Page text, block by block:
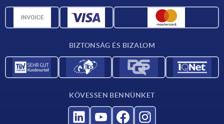
CAD-adatok
Szállítók számára
BIZTONSÁG ÉS BIZALOM
KÖVESSEN BENNÜNKET